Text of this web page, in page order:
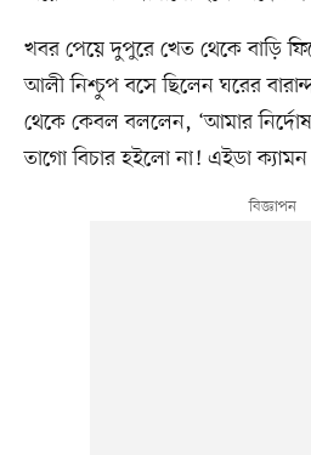
খবর পেয়ে দুপুরে খেত থেকে বাড়ি
আলী নিশ্চুপ বসে ছিলেন ঘরের
থেকে কেবল বললেন, ‘আমার
তাগো বিচার হইলো না! এইডা